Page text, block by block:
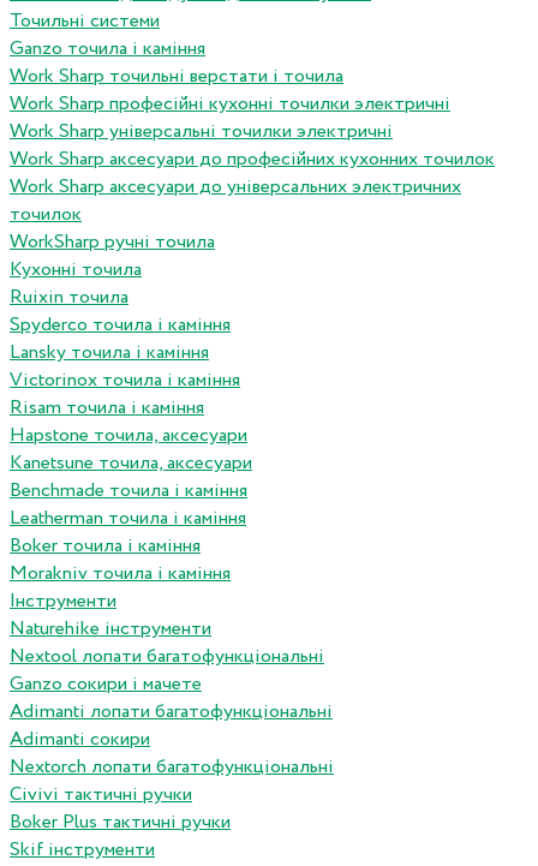
Точильні системи
Ganzo точила і каміння
Work Sharp точильні верстати і точила
Work Sharp професiйнi кухоннi точилки электричнi
Work Sharp унiверсальнi точилки электричнi
Work Sharp аксесуари до професiйних кухонних точилок
Work Sharp аксесуари до унiверсальних электричних
точилок
WorkSharp ручні точила
Кухонні точила
Ruixin точила
Spyderco точила і каміння
Lansky точила і каміння
Victorinox точила і каміння
Risam точила і каміння
Hapstone точила, аксесуари
Kanetsune точила, аксесуари
Benchmade точила і каміння
Leatherman точила і каміння
Boker точила і каміння
Morakniv точила і каміння
Інструменти
Naturehike інструменти
Nextool лопати багатофункціональні
Ganzo сокири і мачете
Adimanti лопати багатофункціональні
Adimanti сокири
Nextorch лопати багатофункціональні
Сivivi тактичні ручки
Boker Plus тактичні ручки
Skif інструменти